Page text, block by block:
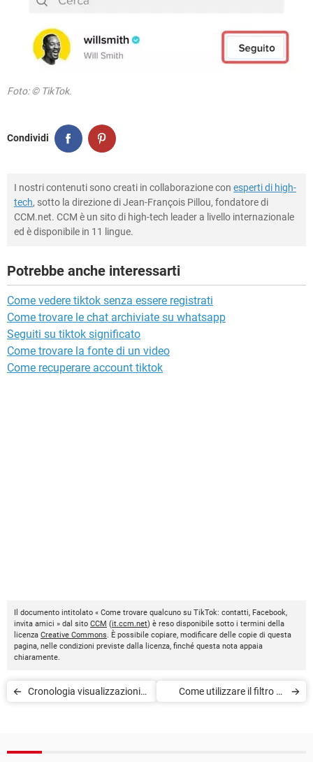
Foto: © TikTok.
Condividi
I nostri contenuti sono creati in collaborazione con esperti di high-
tech, sotto la direzione di Jean-François Pillou, fondatore di
CCM.net. CCM è un sito di high-tech leader a livello internazionale
ed è disponibile in 11 lingue.
Potrebbe anche interessarti
Come vedere tiktok senza essere registrati
Come trovare le chat archiviate su whatsapp
Seguiti su tiktok significato
Come trovare la fonte di un video
Come recuperare account tiktok
Il documento intitolato « Come trovare qualcuno su TikTok: contatti, Facebook,
invita amici » dal sito CCM (it.ccm.net) è reso disponibile sotto i termini della
licenza Creative Commons. È possibile copiare, modificare delle copie di questa
pagina, nelle condizioni previste dalla licenza, finché questa nota appaia
chiaramente.
Cronologia visualizzazioni
Come utilizzare il filtro AI